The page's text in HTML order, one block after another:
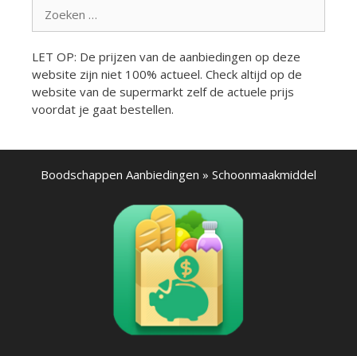
naar:
LET OP: De prijzen van de aanbiedingen op deze
website zijn niet 100% actueel. Check altijd op de
website van de supermarkt zelf de actuele prijs
voordat je gaat bestellen.
Boodschappen Aanbiedingen » Schoonmaakmiddel